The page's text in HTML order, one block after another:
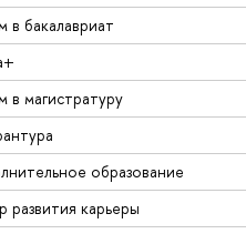
в бакалавриат
в магистратуру
образование
развития карьеры